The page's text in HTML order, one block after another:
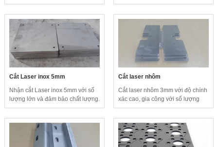
thẩm mỹ cao, không cần phải gia
công lại.
lớn, đảm bảo yêu cầu kỹ thuật và
sản phẩm đạt độ chính xác cao.
Cắt Laser inox 5mm
Nhận cắt Laser inox 5mm với số
lượng lớn và đảm bảo chất lượng.
Cắt laser nhôm
Cắt laser nhôm 3mm với độ chính
xác cao, gia công với số lượng
lớn theo nhu cầu của khách hàng.